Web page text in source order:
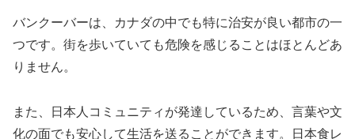
バンクーバーは、カナダの中でも特に治安が良い都市の一
つです。街を歩いていても危険を感じることはほとんどあ
りません。
また、日本人コミュニティが発達しているため、言葉や文
化の面でも安心して生活を送ることができます。日本食レ